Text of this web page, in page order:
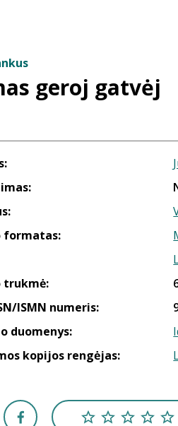
geroj gatvėj
formatas:
trukmė:
ISMN numeris:
duomenys:
kopijos rengėjas: